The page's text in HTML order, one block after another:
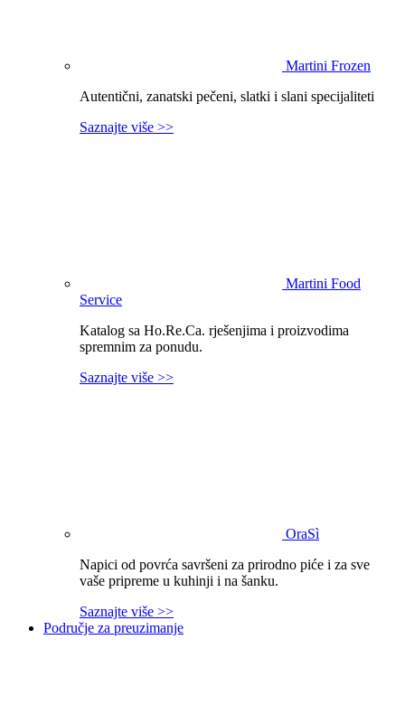
Martini Frozen
Autentični, zanatski pečeni, slatki i slani specijaliteti
Saznajte više >>
Martini Food
Service
Katalog sa Ho.Re.Ca. rješenjima i proizvodima
spremnim za ponudu.
Saznajte više >>
OraSì
Napici od povrća savršeni za prirodno piće i za sve
vaše pripreme u kuhinji i na šanku.
Saznajte više >>
Područje za preuzimanje